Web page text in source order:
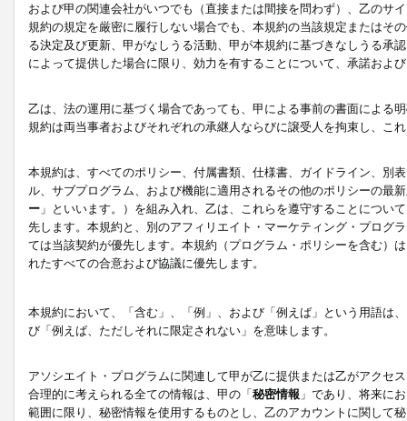
および甲の関連会社がいつでも（直接または間接を問わず）、乙のサ
規約の規定を厳密に履行しない場合でも、本規約の当該規定またはそ
る決定及び更新、甲がなしうる活動、甲が本規約に基づきなしうる承
によって提供した場合に限り、効力を有することについて、承諾およ
乙は、法の運用に基づく場合であっても、甲による事前の書面による
規約は両当事者およびそれぞれの承継人ならびに譲受人を拘束し、こ
本規約は、すべてのポリシー、付属書類、仕様書、ガイドライン、別
ル、サブプログラム、および機能に適用されるその他のポリシーの最
ー 」といいます。）を組み入れ、乙は、これらを遵守することにつ
先します。本規約と、別のアフィリエイト・マーケティング・プログ
ては当該契約が優先します。本規約（プログラム・ポリシーを含む）
れたすべての合意および協議に優先します。
本規約において、「含む」、「例」、および「例えば」という用語は
び「例えば、ただしそれに限定されない」を意味します。
アソシエイト・プログラムに関連して甲が乙に提供または乙がアクセ
合理的に考えられる全ての情報は、甲の「秘密情報 」であり、将来に
範囲に限り、秘密情報を使用するものとし、乙のアカウントに関して